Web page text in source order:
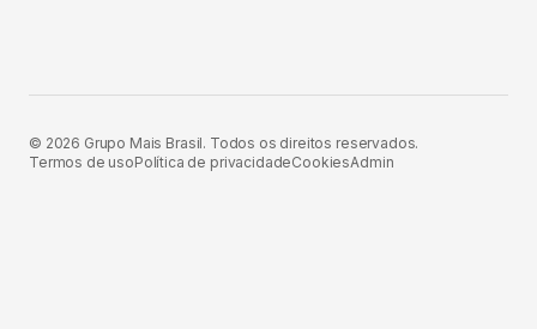
© 2026 Grupo Mais Brasil. Todos os direitos reservados.
Termos de usoPolítica de privacidadeCookiesAdmin